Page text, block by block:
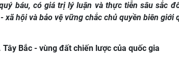
báu, có giá trị lý luận và thực tiễn sâu sắc
xã hội và bảo vệ vững chắc chủ quyền biên giới
Tây Bắc - vùng đất chiến lược của quốc gia